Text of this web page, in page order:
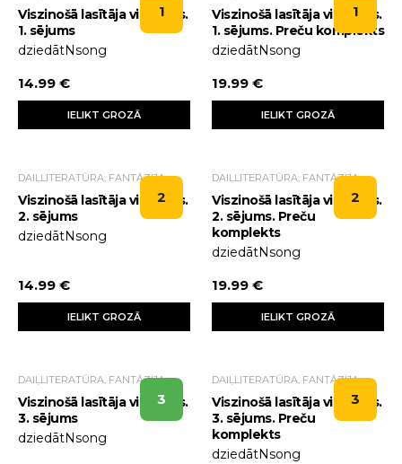
1
Viszinošā lasītāja viedoklis.
1. sējums
dziedātNsong
14.99 €
IELIKT GROZĀ
1
Viszinošā lasītāja viedoklis.
1. sējums. Preču komplekts
dziedātNsong
19.99 €
IELIKT GROZĀ
2
DAIĻLITERATŪRA, FANTĀZIJA
Viszinošā lasītāja viedoklis.
2. sējums
dziedātNsong
14.99 €
IELIKT GROZĀ
2
DAIĻLITERATŪRA, FANTĀZIJA
Viszinošā lasītāja viedoklis.
2. sējums. Preču
komplekts
dziedātNsong
19.99 €
IELIKT GROZĀ
3
DAIĻLITERATŪRA, FANTĀZIJA
Viszinošā lasītāja viedoklis.
3. sējums
dziedātNsong
3
DAIĻLITERATŪRA, FANTĀZIJA
Viszinošā lasītāja viedoklis.
3. sējums. Preču
komplekts
dziedātNsong